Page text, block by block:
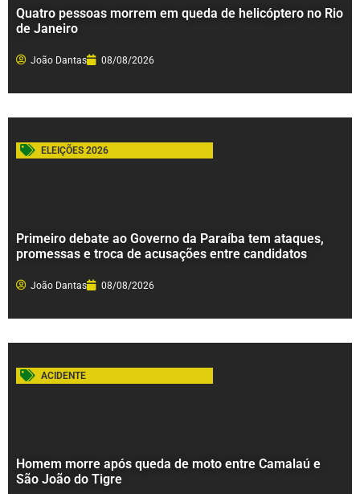
Quatro pessoas morrem em queda de helicóptero no Rio
de Janeiro
João Dantas 08/08/2026
ELEIÇÕES 2026
Primeiro debate ao Governo da Paraíba tem ataques,
promessas e troca de acusações entre candidatos
João Dantas 08/08/2026
ACIDENTE
Homem morre após queda de moto entre Camalaú e
São João do Tigre